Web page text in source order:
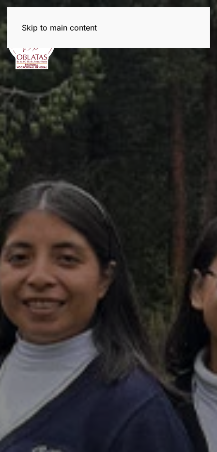
Skip to main content